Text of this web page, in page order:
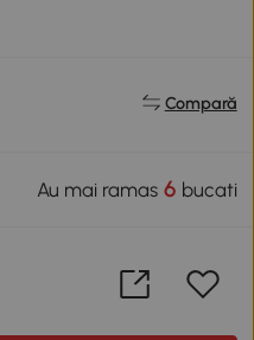
Compară
Au mai ramas6 bucati